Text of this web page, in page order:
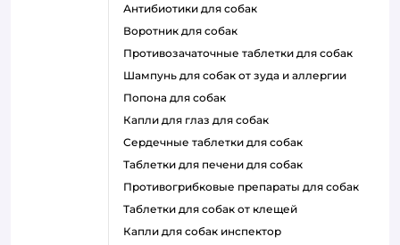
антибиотики для собак
воротник для собак
противозачаточные таблетки для собак
шампунь для собак от зуда и аллергии
попона для собак
капли для глаз для собак
сердечные таблетки для собак
таблетки для печени для собак
противогрибковые препараты для собак
таблетки для собак от клещей
капли для собак инспектор